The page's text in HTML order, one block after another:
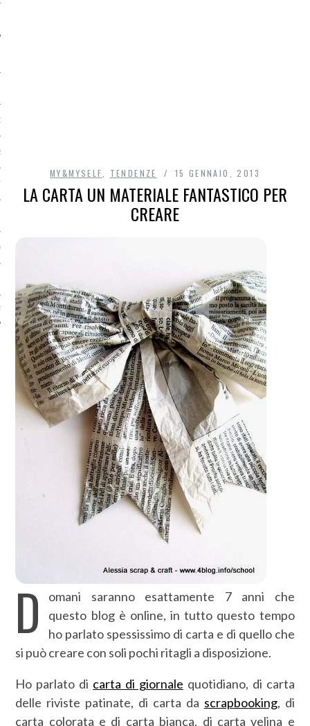
DI ACCESSO AI DATI
MY&MYSELF TENDENZE 15 GENNAIO, 2013
LA CARTA UN MATERIALE FANTASTICO PER
CREARE
D
omani saranno esattamente 7 anni che
questo blog è online, in tutto questo tempo
ho parlato spessissimo di carta e di quello che
si può creare con soli pochi ritagli a disposizione.
Ho parlato di carta di giornale quotidiano, di carta
delle riviste patinate, di carta da scrapbooking, di
carta colorata e di carta bianca, di carta velina e